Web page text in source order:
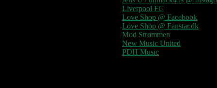
Liverpool FC
Love Shop @ Facebook
Love Shop @ Fanstar.dk
Mod Strømmen
New Music United
PDH Music